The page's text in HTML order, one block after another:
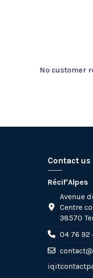
No customer
Contact us
Récif'Alpes
Avenue
Centre
38570
04 76 92